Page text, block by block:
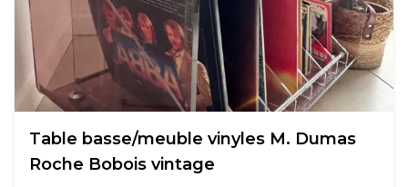
Table basse/meuble vinyles M. Dumas
Roche Bobois vintage